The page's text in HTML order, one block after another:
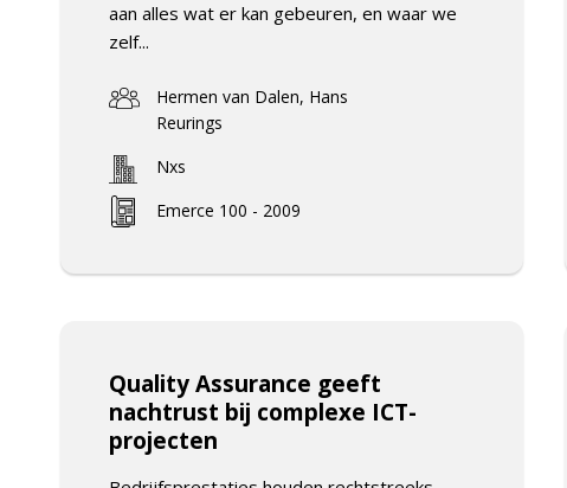
aan alles wat er kan gebeuren, en waar we
zelf...
Hermen van Dalen, Hans
Reurings
Nxs
Emerce 100 - 2009
Quality Assurance geeft
nachtrust bij complexe ICT-
projecten